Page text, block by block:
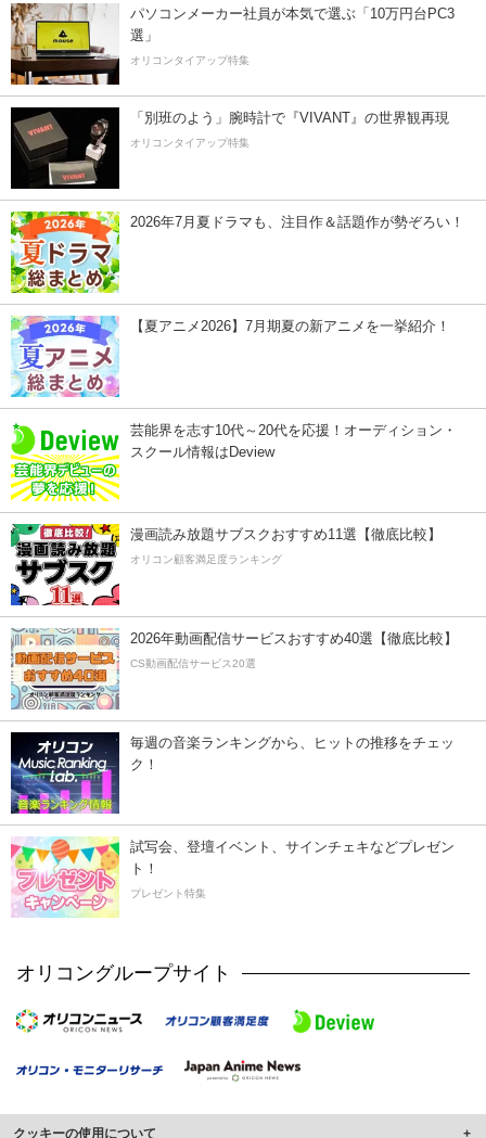
パソコンメーカー社員が本気で選ぶ「10万円台PC3
選」
オリコンタイアップ特集
「別班のよう」腕時計で『VIVANT』の世界観再現
オリコンタイアップ特集
2026年7月夏ドラマも、注目作＆話題作が勢ぞろい！
【夏アニメ2026】7月期夏の新アニメを一挙紹介！
芸能界を志す10代～20代を応援！オーディション・
スクール情報はDeview
漫画読み放題サブスクおすすめ11選【徹底比較】
オリコン顧客満足度ランキング
2026年動画配信サービスおすすめ40選【徹底比較】
CS動画配信サービス20選
毎週の音楽ランキングから、ヒットの推移をチェッ
ク！
試写会、登壇イベント、サインチェキなどプレゼン
ト！
プレゼント特集
オリコングループサイト
クッキーの使用について